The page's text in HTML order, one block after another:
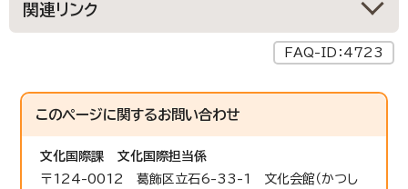
関連リンク
FAQ-ID：4723
このページに関するお問い合わせ
文化国際課
文化国際担当係
〒124-0012 葛飾区立石6-33-1 文化会館（かつし